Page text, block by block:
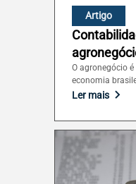
Artigo
O agronegócio
economia
Ler mais